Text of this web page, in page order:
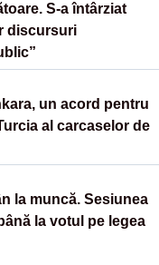
S-a întârziat
discursuri
un acord pentru
al carcaselor de
la muncă. Sesiunea
la votul pe legea